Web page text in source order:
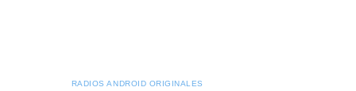
RADIOS ANDROID ORIGINALES